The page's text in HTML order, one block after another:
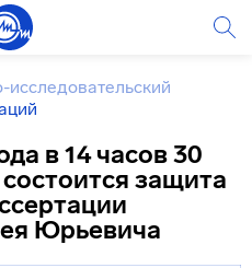
исследовательский
в 14 часов 30
защита
Юрьевича